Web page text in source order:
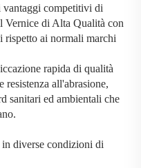
competitivi di
di Alta Qualità con
rispetto ai normali marchi
rapida di qualità
resistenza all'abrasione,
sanitari ed ambientali che
diverse condizioni di